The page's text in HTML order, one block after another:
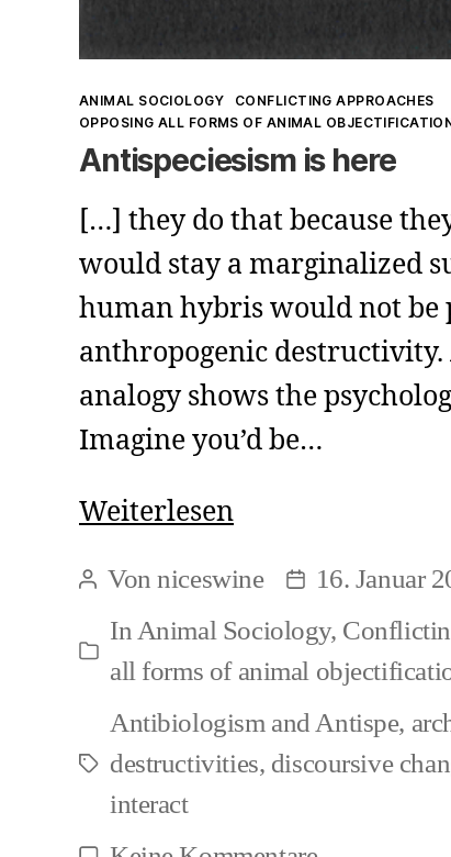
Kategorien
ANIMAL SOCIOLOGY
CONFLICTING APPROACHES
OPPOSING ALL FORMS OF ANIMAL
Antispeciesism is here
[…] they do that because
would stay a marginalized
human hybris would not
anthropogenic destructivity.
analogy shows the
Imagine you’d be…
WeiterlesenAntispeciesism
here
Beitragsautor
Vonniceswine Beitragsdatum
16. Januar
Kategorien
In Animal Sociology,
all forms of animal
Schlagwörter
Antibiologism and Antispe,
destructivities, discoursive
interact